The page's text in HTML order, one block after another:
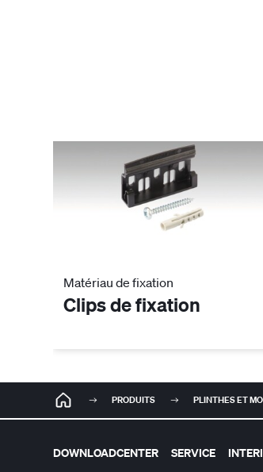
Matériau de fixation
Clips de fixation
PRODUITS PLINTHES ET
DOWNLOADCENTER SERVICE